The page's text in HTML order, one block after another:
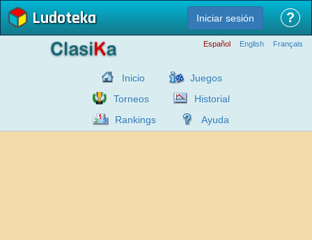
Ludoteka Iniciar sesión ?
Español English Français
Inicio
Juegos
Torneos
Historial
Rankings
Ayuda